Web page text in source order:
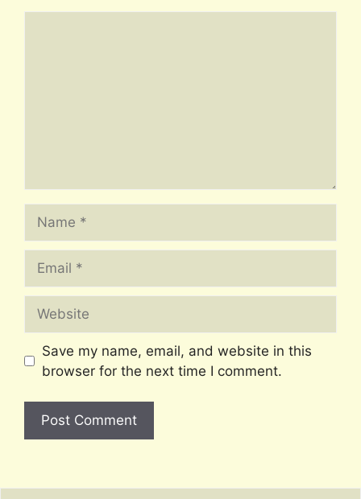
Save my name, email, and website in this
browser for the next time I comment.